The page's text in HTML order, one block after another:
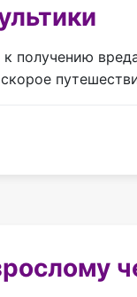
к получению